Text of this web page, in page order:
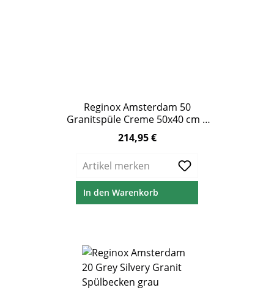
Reginox Amsterdam 50
Granitspüle Creme 50x40 cm –
ab 60 cm Unterschrank
Regulärer Preis:
214,95 €
Artikel merken
In den Warenkorb